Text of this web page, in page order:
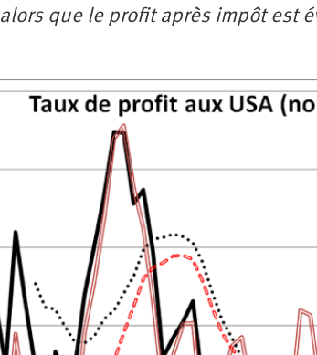
alors que le profit après impôt est